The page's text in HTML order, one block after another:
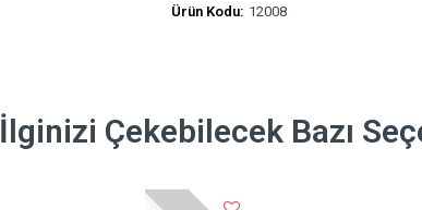
Ürün Kodu: 12008
İlginizi Çekebilecek Bazı